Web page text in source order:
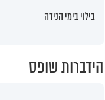
בילוי בימי הנידה
הידברות שופס